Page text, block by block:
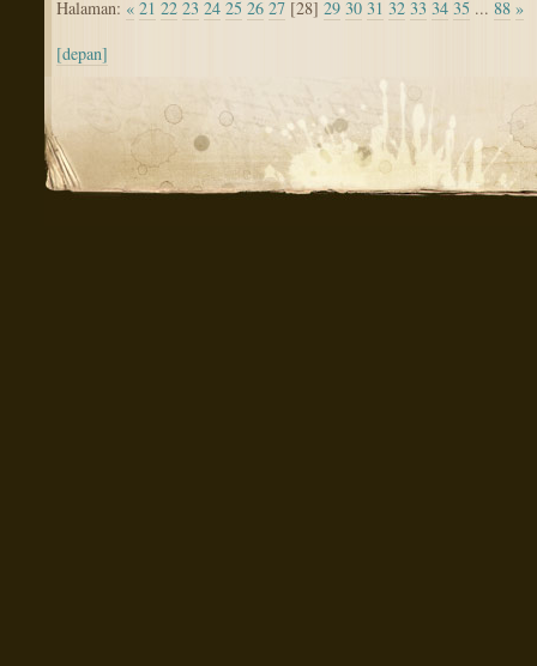
Halaman: « 21 22 23 24 25 26 27 [28] 29 30 31 32 33 34 35 ... 88 »
[depan]